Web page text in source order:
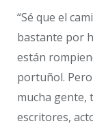
“Sé que el
bastante por
están
portuñol.
mucha gente,
escritores,